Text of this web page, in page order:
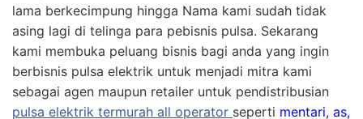
lama berkecimpung hingga Nama kami sudah tidak
asing lagi di telinga para pebisnis pulsa. Sekarang
kami membuka peluang bisnis bagi anda yang ingin
berbisnis pulsa elektrik untuk menjadi mitra kami
sebagai agen maupun retailer untuk pendistribusian
pulsa elektrik termurah all operator seperti mentari, as,